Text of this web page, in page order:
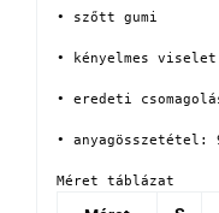
• szőtt gumi
• kényelmes viselet
• eredeti
• anyagösszetétel:
Méret táblázat